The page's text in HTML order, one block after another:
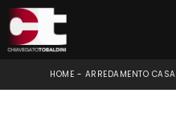
HOME - ARREDAMENTO CASA